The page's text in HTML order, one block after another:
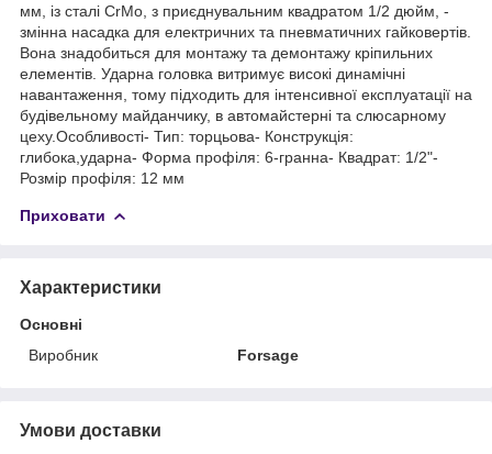
мм, із сталі CrMo, з приєднувальним квадратом 1/2 дюйм, -
змінна насадка для електричних та пневматичних гайковертів.
Вона знадобиться для монтажу та демонтажу кріпильних
елементів. Ударна головка витримує високі динамічні
навантаження, тому підходить для інтенсивної експлуатації на
будівельному майданчику, в автомайстерні та слюсарному
цеху.Особливості- Тип: торцьова- Конструкція:
глибока,ударна- Форма профіля: 6-гранна- Квадрат: 1/2"-
Розмір профіля: 12 мм
Приховати
Характеристики
Основні
Виробник
Forsage
Умови доставки